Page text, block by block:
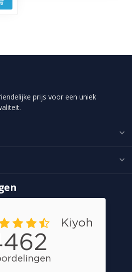
prijs voor een uniek